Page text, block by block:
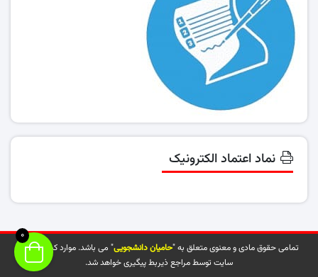
نماد اعتماد الکترونیک
تمامی حقوق مادی و معنوی متعلق به "حامیان دانشجویی" می باشد. موارد کپی شده از
سایت توسط مراجع ذیربط پیگیری خواهد شد.
0